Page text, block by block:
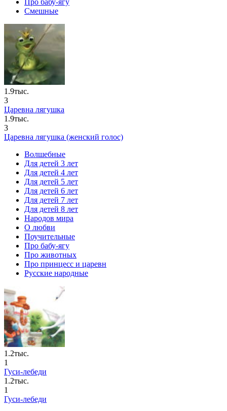
Смешные
1.9тыс.
3
Царевна лягушка
1.9тыс.
3
Царевна лягушка (женский голос)
Волшебные
Для детей 3 лет
Для детей 4 лет
Для детей 5 лет
Для детей 6 лет
Для детей 7 лет
Для детей 8 лет
Народов мира
О любви
Поучительные
Про бабу-ягу
Про животных
Про принцесс и царевн
Русские народные
1.2тыс.
1
Гуси-лебеди
1.2тыс.
1
Гуси-лебеди